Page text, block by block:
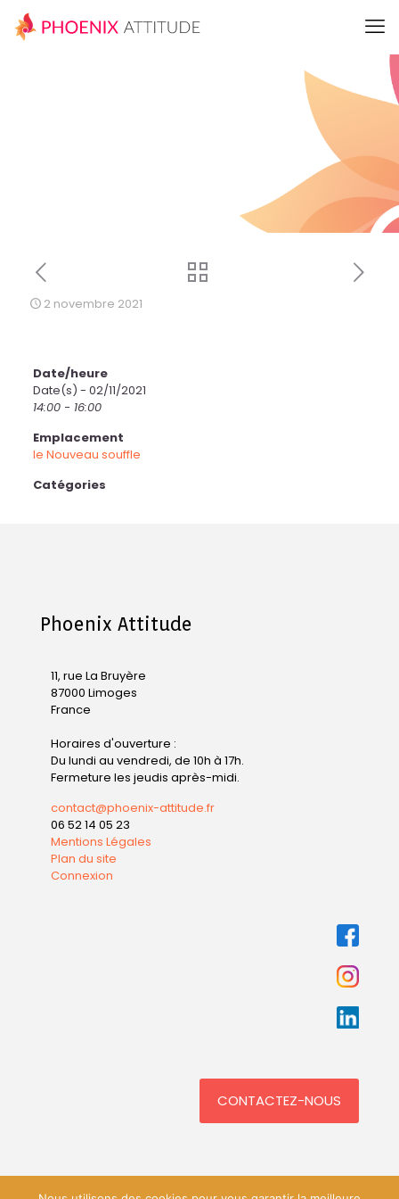
2 novembre 2021
Date/heure
Date(s) - 02/11/2021
14:00 - 16:00
Emplacement
le Nouveau souffle
Catégories
Phoenix Attitude
11, rue La Bruyère
87000 Limoges
France
Horaires d'ouverture :
Du lundi au vendredi, de 10h à 17h.
Fermeture les jeudis après-midi.
contact@phoenix-attitude.fr
06 52 14 05 23
Mentions Légales
Plan du site
Connexion
CONTACTEZ-NOUS